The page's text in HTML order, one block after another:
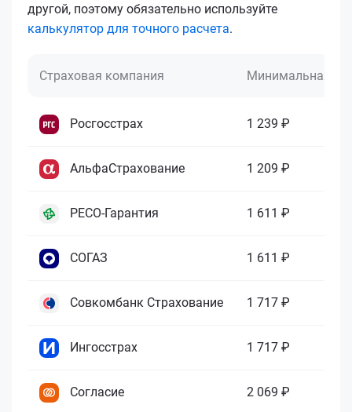
другой, поэтому обязательно используйте
калькулятор для точного расчета.
Страховая компания Минимальная
Росгосстрах 1 239 ₽
АльфаСтрахование 1 209 ₽
РЕСО-Гарантия 1 611 ₽
СОГАЗ 1 611 ₽
Совкомбанк Страхование 1 717 ₽
Ингосстрах 1 717 ₽
Согласие 2 069 ₽